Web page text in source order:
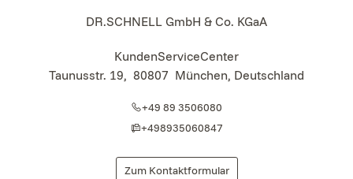
DR.SCHNELL GmbH & Co. KGaA
KundenServiceCenter
Taunusstr. 19, 80807 München, Deutschland
+49 89 3506080
+498935060847
Zum Kontaktformular